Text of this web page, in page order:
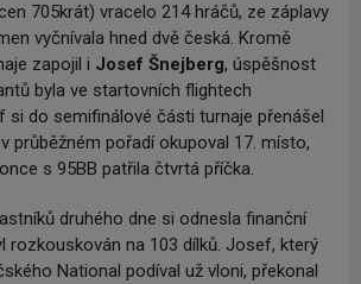
705krát) vracelo 214 hráčů, ze záplavy
vyčnívala hned dvě česká. Kromě
zapojil i Josef Šnejberg, úspěšnost
byla ve startovních flightech
si do semifinálové části turnaje přenášel
průběžném pořadí okupoval 17. místo,
s 95BB patřila čtvrtá příčka.
druhého dne si odnesla finanční
rozkouskován na 103 dílků. Josef, který
National podíval už vloni, překonal